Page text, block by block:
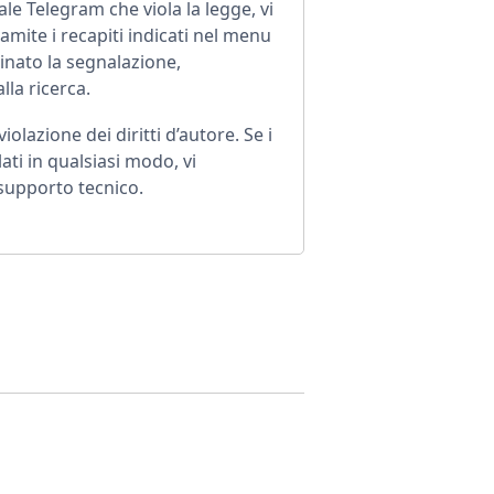
Telegram che viola la legge, vi
i recapiti indicati nel menu
la segnalazione,
ricerca.
dei diritti d’autore. Se i
in qualsiasi modo, vi
tecnico.